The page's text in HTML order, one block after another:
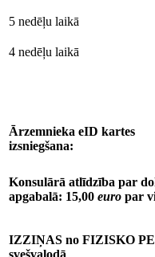
5 nedēļu laikā
4 nedēļu laikā
Ārzemnieka eID kartes
izsniegšana:
Konsulārā atlīdzība par
apgabalā: 15,00 euro par
IZZIŅAS no FIZISKO
svešvalodā